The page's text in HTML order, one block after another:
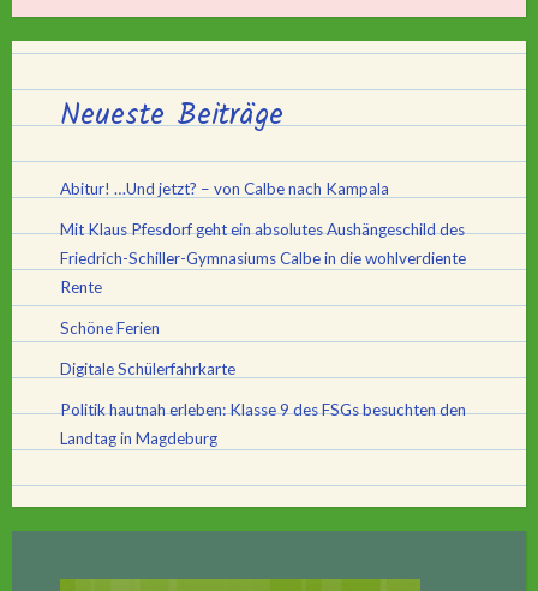
Neueste Beiträge
Abitur! …Und jetzt? – von Calbe nach Kampala
Mit Klaus Pfesdorf geht ein absolutes Aushängeschild des
Friedrich-Schiller-Gymnasiums Calbe in die wohlverdiente
Rente
Schöne Ferien
Digitale Schülerfahrkarte
Politik hautnah erleben: Klasse 9 des FSGs besuchten den
Landtag in Magdeburg